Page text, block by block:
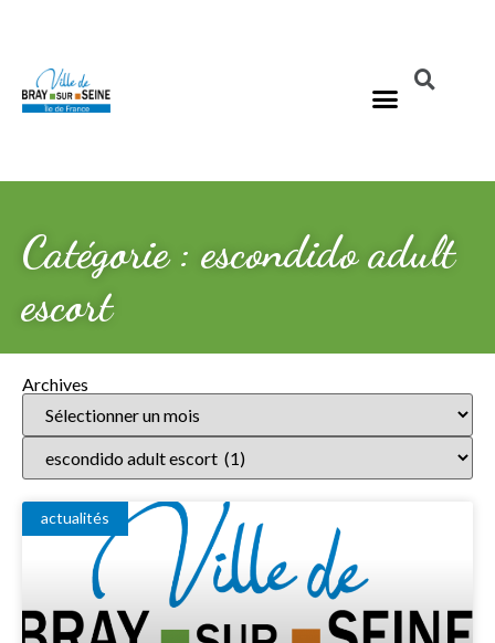
Catégorie : escondido adult
escort
Archives
actualités